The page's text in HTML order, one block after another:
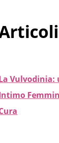
Vulvodinia: